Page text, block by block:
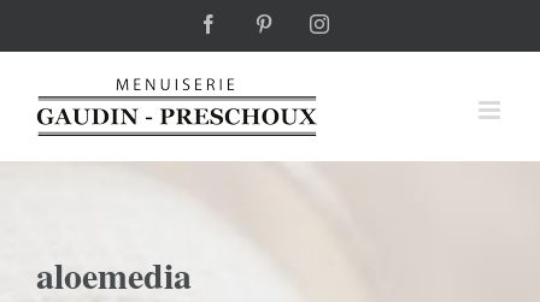
au
contenu
FacebookPinterestInstagram
aloemedia